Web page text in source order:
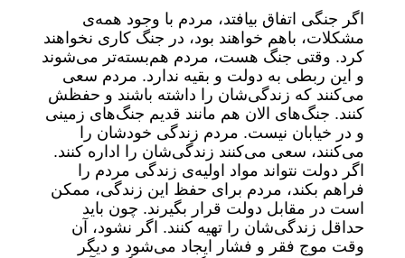
اگر جنگی اتفاق بیافتد، مردم با وجود همه‌ی
مشکلات، باهم خواهند بود، در جنگ کاری نخواهند
کرد. وقتی جنگ هست، مردم هم‌بسته‌تر می‌شوند
و این ربطی به دولت و بقیه ندارد. مردم سعی
می‌کنند که زندگی‌شان را داشته باشند و حفظش
کنند. جنگ‌های الان هم مانند قدیم جنگ‌های زمینی
و در خیابان نیست. مردم زندگی خودشان را
می‌کنند، سعی می‌کنند زندگی‌شان را اداره کنند.
اگر دولت نتواند مواد اولیه‌ی زندگی مردم را
فراهم بکند، مردم برای حفظ این زندگی، ممکن
است در مقابل دولت قرار بگیرند. چون باید
حداقل زندگی‌شان را تهیه کنند. اگر نشود، آن
وقت موج فقر و فشار ایجاد می‌شود و دیگر